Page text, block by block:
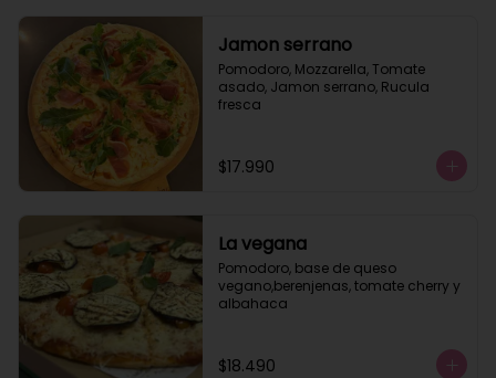
Jamon serrano
Pomodoro, Mozzarella, Tomate
asado, Jamon serrano, Rucula
fresca
$17.990
La vegana
Pomodoro, base de queso
vegano,berenjenas, tomate cherry y
albahaca
$18.490